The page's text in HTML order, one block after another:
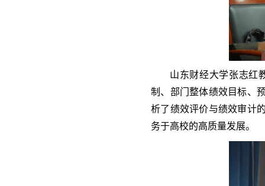
山东财经大学张志红
制、部门整体绩效目标、
析了绩效评价与绩效审计
务于高校的高质量发展。